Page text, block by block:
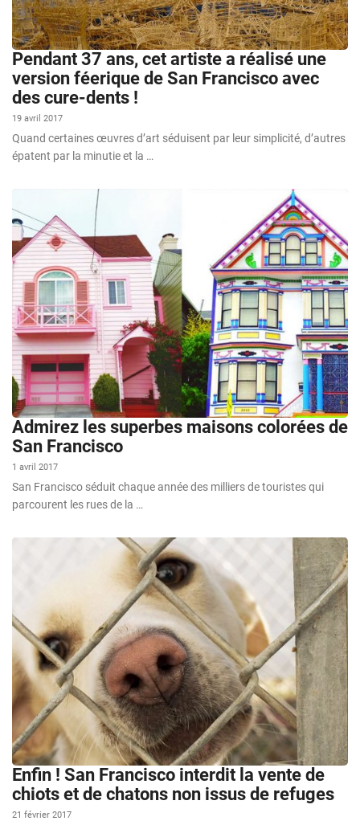
Pendant 37 ans, cet artiste a réalisé une
version féerique de San Francisco avec
des cure-dents !
19 avril 2017
Quand certaines œuvres d’art séduisent par leur simplicité, d’autres
épatent par la minutie et la …
Admirez les superbes maisons colorées de
San Francisco
1 avril 2017
San Francisco séduit chaque année des milliers de touristes qui
parcourent les rues de la …
Enfin ! San Francisco interdit la vente de
chiots et de chatons non issus de refuges
21 février 2017